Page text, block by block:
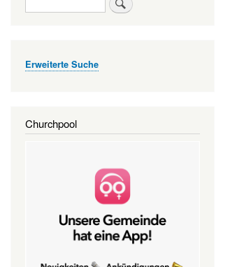
Erweiterte Suche
Churchpool